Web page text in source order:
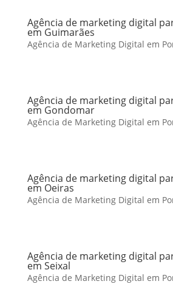
Agência de marketing digital
em Guimarães
Agência de Marketing Digital em
Agência de marketing digital
em Gondomar
Agência de Marketing Digital em
Agência de marketing digital
em Oeiras
Agência de Marketing Digital em
Agência de marketing digital
em Seixal
Agência de Marketing Digital em